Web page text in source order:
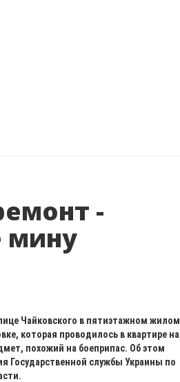
-
мину
Чайковского в пятиэтажном жилом
которая проводилось в квартире на
похожий на боеприпас. Об этом
Государственной службы Украины по